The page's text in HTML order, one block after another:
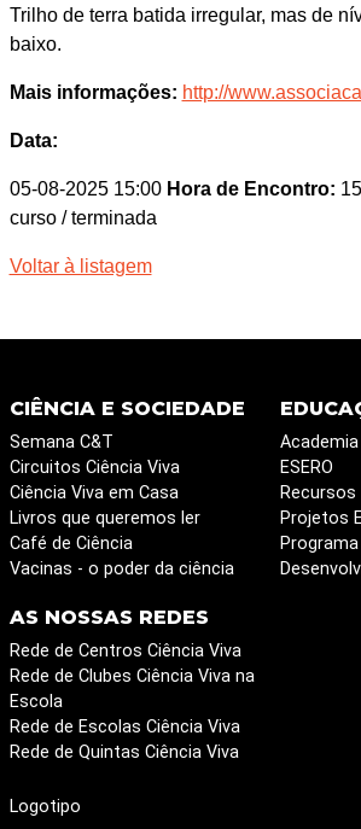
Trilho de terra batida irregular, mas de
baixo.
Mais informações: http://
Data:
05-08-2025 15:00 Hora de Encontro:
curso / terminada
Voltar à listagem
CIÊNCIA E SOCIEDADE
Semana C&T
Circuitos Ciência Viva
Ciência Viva em Casa
Livros que queremos ler
Café de Ciência
Vacinas - o poder da ciência
Academia
ESERO
Recursos
Projetos
AS NOSSAS REDES
Rede de Centros Ciência Viva
Rede de Clubes Ciência Viva na
Escola
Rede de Escolas Ciência Viva
Rede de Quintas Ciência Viva
Logotipo